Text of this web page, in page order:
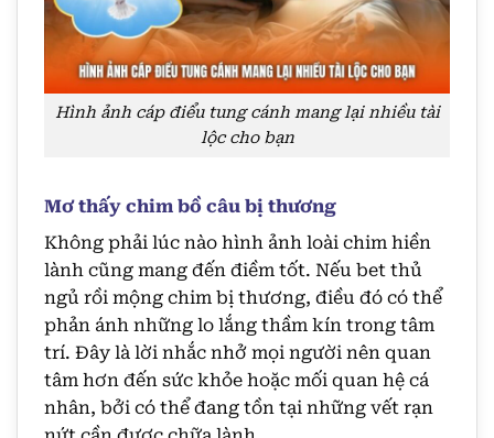
Hình ảnh cáp điểu tung cánh mang lại nhiều tài
lộc cho bạn
Mơ thấy chim bồ câu bị thương
Không phải lúc nào hình ảnh loài chim hiền
lành cũng mang đến điềm tốt. Nếu bet thủ
ngủ rồi mộng chim bị thương, điều đó có thể
phản ánh những lo lắng thầm kín trong tâm
trí. Đây là lời nhắc nhở mọi người nên quan
tâm hơn đến sức khỏe hoặc mối quan hệ cá
nhân, bởi có thể đang tồn tại những vết rạn